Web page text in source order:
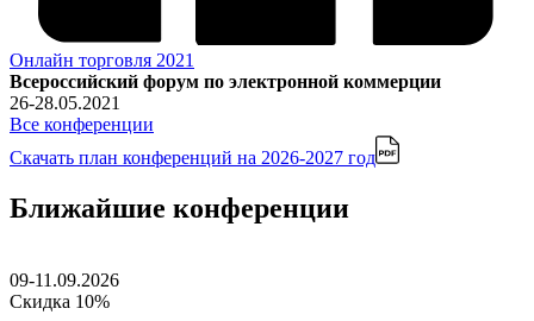
Онлайн торговля 2021
Всероссийский форум по электронной коммерции
26-28.05.2021
Все конференции
Скачать план конференций на 2026-2027 год
Ближайшие конференции
09-11.09.2026
Скидка 10%